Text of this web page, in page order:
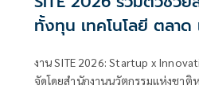
ทั้งทุน เทคโนโลยี ตลาด
ต่อยอดนวัตกรรมไทยสู่
งาน SITE 2026: Startup x
จัดโดยสำนักงานนวัตกรรมแห่งชาติ